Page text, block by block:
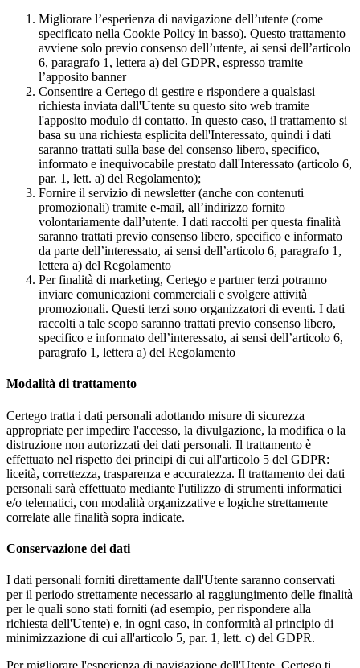
Migliorare l’esperienza di navigazione dell’utente (come
specificato nella Cookie Policy in basso). Questo trattamento
avviene solo previo consenso dell’utente, ai sensi dell’articolo
6, paragrafo 1, lettera a) del GDPR, espresso tramite
l’apposito banner
Consentire a Certego di gestire e rispondere a qualsiasi
richiesta inviata dall'Utente su questo sito web tramite
l'apposito modulo di contatto. In questo caso, il trattamento si
basa su una richiesta esplicita dell'Interessato, quindi i dati
saranno trattati sulla base del consenso libero, specifico,
informato e inequivocabile prestato dall'Interessato (articolo 6,
par. 1, lett. a) del Regolamento);
Fornire il servizio di newsletter (anche con contenuti
promozionali) tramite e-mail, all’indirizzo fornito
volontariamente dall’utente. I dati raccolti per questa finalità
saranno trattati previo consenso libero, specifico e informato
da parte dell’interessato, ai sensi dell’articolo 6, paragrafo 1,
lettera a) del Regolamento
Per finalità di marketing, Certego e partner terzi potranno
inviare comunicazioni commerciali e svolgere attività
promozionali. Questi terzi sono organizzatori di eventi. I dati
raccolti a tale scopo saranno trattati previo consenso libero,
specifico e informato dell’interessato, ai sensi dell’articolo 6,
paragrafo 1, lettera a) del Regolamento
Modalità di trattamento
Certego tratta i dati personali adottando misure di sicurezza
appropriate per impedire l'accesso, la divulgazione, la modifica o la
distruzione non autorizzati dei dati personali. Il trattamento è
effettuato nel rispetto dei principi di cui all'articolo 5 del GDPR:
liceità, correttezza, trasparenza e accuratezza. Il trattamento dei dati
personali sarà effettuato mediante l'utilizzo di strumenti informatici
e/o telematici, con modalità organizzative e logiche strettamente
correlate alle finalità sopra indicate.
Conservazione dei dati
I dati personali forniti direttamente dall'Utente saranno conservati
per il periodo strettamente necessario al raggiungimento delle finalità
per le quali sono stati forniti (ad esempio, per rispondere alla
richiesta dell'Utente) e, in ogni caso, in conformità al principio di
minimizzazione di cui all'articolo 5, par. 1, lett. c) del GDPR.